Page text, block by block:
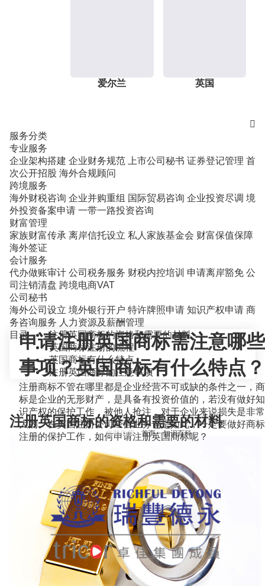
爱尔兰 英国

服务分类
专业服务
企业架构搭建 企业财务规范 上市公司秘书 证券登记管理 首
次公开招股 海外合规顾问
跨境服务
海外财税咨询 企业并购重组 国际贸易咨询 企业投资尽调 境
外投资备案申请 一带一路投资咨询
财富管理
家族财富传承 离岸信托设立 私人家族基金会 财富保值保障
海外签证
会计服务
代办做账审计 公司税务服务 财税内控培训 申请离岸豁免 公
司注销清盘 跨境电商VAT
公司秘书
海外公司设立 境外银行开户 特许牌照申请 知识产权申请 商
务咨询服务 人力资源及薪酬管理
当前位置：首页>知识百科>
申请注册英国商标需注意哪些
事项？英国商标有什么特点？
注册商标不管在哪里都是企业经营不可或缺的条件之一，商
标是企业的无形财产，是具备有投资价值的，若没有做好知
识产权的保护工作，被他人抢注，对于企业来说损失是非常
大的。在英国注册公司经营业务也是如此，一定要做好商标
注册的保护工作，如何申请注册英国商标呢？
目录
注册英国商标的资格和需要的材料
英国商标注册的流程
英国商标有什么特点
注册英国商标的注意事项
注册英国商标的资格和需要的材料